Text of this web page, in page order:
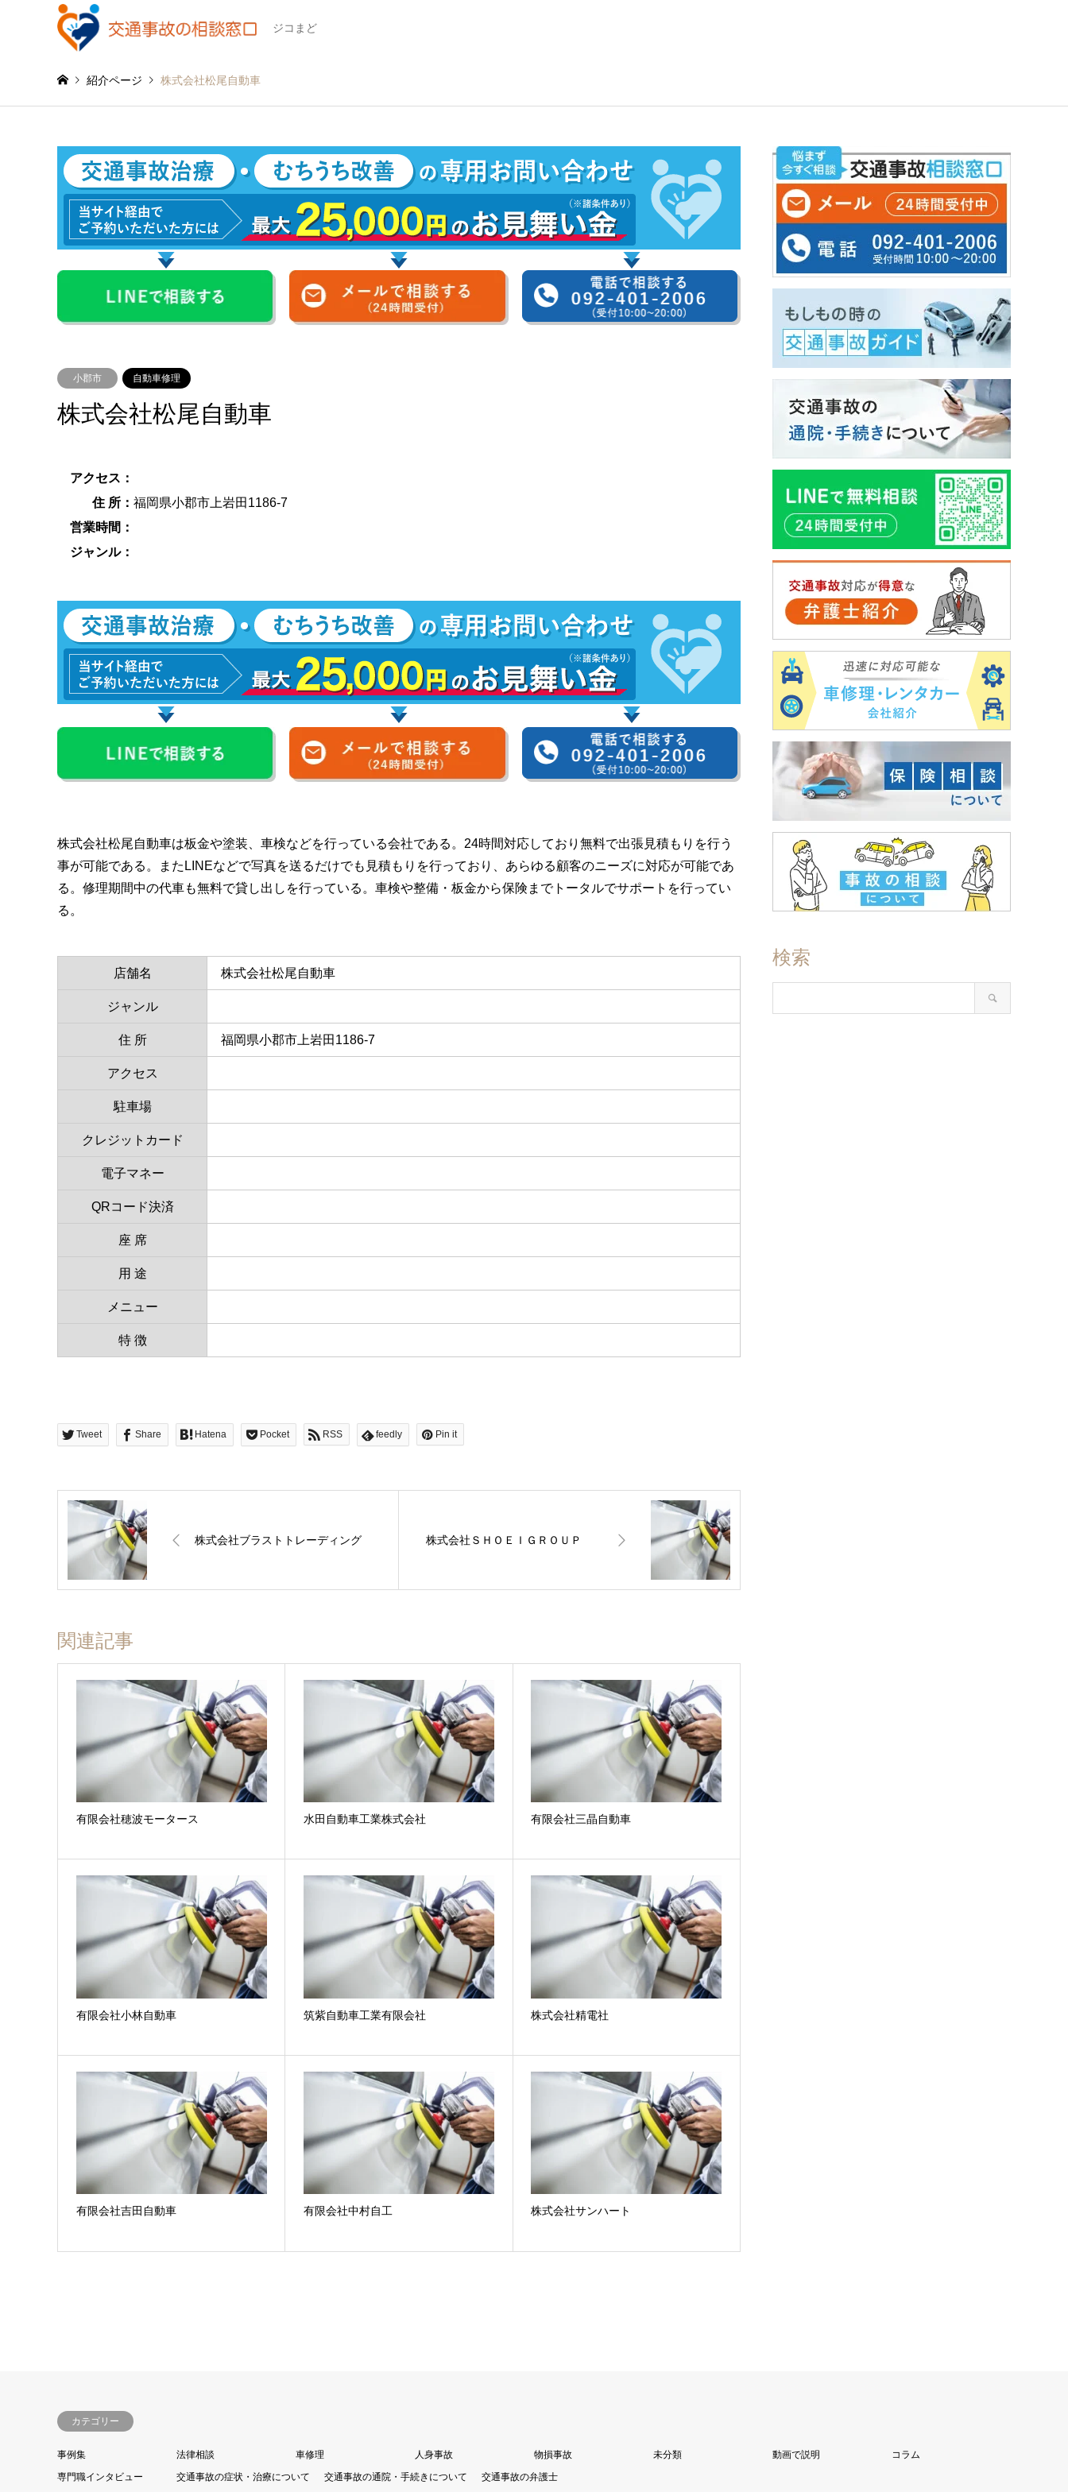
ジコまど
紹介ページ 株式会社松尾自動車
小郡市 自動車修理
株式会社松尾自動車
アクセス：
住 所： 福岡県小郡市上岩田1186-7
営業時間：
ジャンル：
株式会社松尾自動車は板金や塗装、車検などを行っている会社である。24時間対応しており無料で出張見積もりを行う
事が可能である。またLINEなどで写真を送るだけでも見積もりを行っており、あらゆる顧客のニーズに対応が可能であ
る。修理期間中の代車も無料で貸し出しを行っている。車検や整備・板金から保険までトータルでサポートを行ってい
る。
店舗名 株式会社松尾自動車
ジャンル
住 所 福岡県小郡市上岩田1186-7
アクセス
駐車場
クレジットカード
電子マネー
QRコード決済
座 席
用 途
メニュー
特 徴
Tweet Share Hatena Pocket RSS feedly Pin it
株式会社ブラストトレーディング 株式会社ＳＨＯＥＩＧＲＯＵＰ
関連記事
有限会社穂波モータース 水田自動車工業株式会社 有限会社三晶自動車
有限会社小林自動車 筑紫自動車工業有限会社 株式会社精電社
有限会社吉田自動車 有限会社中村自工 株式会社サンハート
検索
カテゴリー
事例集 法律相談 車修理 人身事故 物損事故 未分類 動画で説明
コラム
専門職インタビュー
交通事故の症状・治療について 交通事故の通院・手続きについて 交通事故の弁護士